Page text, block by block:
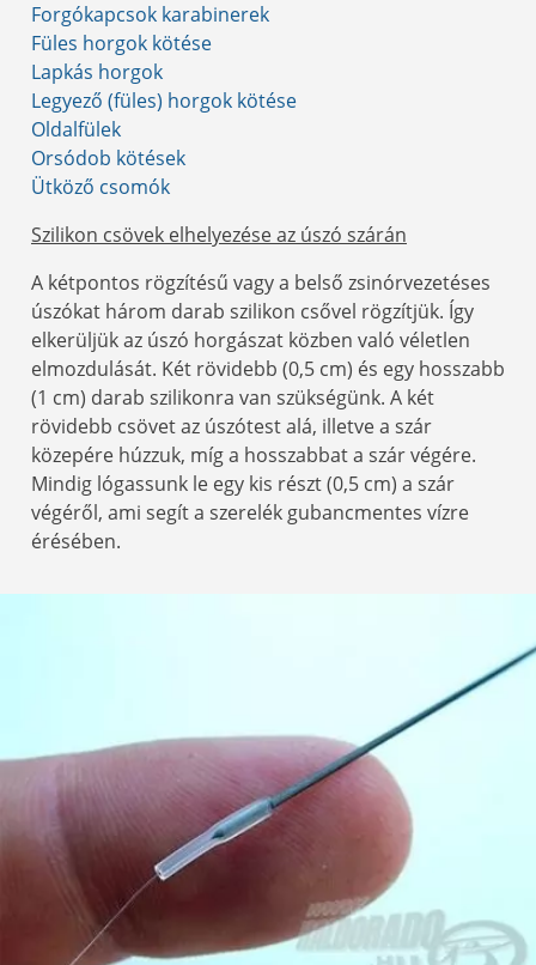
Forgókapcsok karabinerek
Füles horgok kötése
Lapkás horgok
Legyező (füles) horgok kötése
Oldalfülek
Orsódob kötések
Ütköző csomók
Szilikon csövek elhelyezése az úszó szárán
A kétpontos rögzítésű vagy a belső zsinórvezetéses
úszókat három darab szilikon csővel rögzítjük. Így
elkerüljük az úszó horgászat közben való véletlen
elmozdulását. Két rövidebb (0,5 cm) és egy hosszabb
(1 cm) darab szilikonra van szükségünk. A két
rövidebb csövet az úszótest alá, illetve a szár
közepére húzzuk, míg a hosszabbat a szár végére.
Mindig lógassunk le egy kis részt (0,5 cm) a szár
végéről, ami segít a szerelék gubancmentes vízre
érésében.